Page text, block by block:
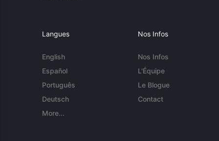
Langues
English
Español
Português
Deutsch
More...
Nos Infos
Nos Infos
L'Équipe
Le Blogue
Contact